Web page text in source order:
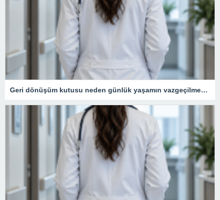
Geri dönüşüm kutusu neden günlük yaşamın vazgeçilmezidir?